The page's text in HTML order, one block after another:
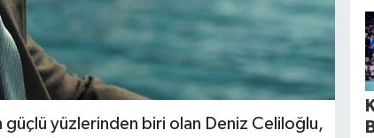
güçlü yüzlerinden biri olan Deniz Celiloğlu,